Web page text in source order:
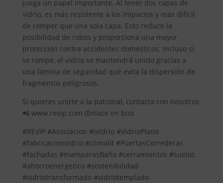
juega un papel importante. Al tener dos capas de
vidrio, es más resistente a los impactos y más difícil
de romper que una sola capa. Esto reduce la
posibilidad de robos y proporciona una mayor
protección contra accidentes domésticos. Incluso si
se rompe, el vidrio se mantendrá unido gracias a
una lámina de seguridad que evita la dispersión de
fragmentos peligrosos.
Si quieres unirte a la patronal, contacta con nosotros
📲 www.revip.com (Enlace en bio)
#REVIP #Asociacion #ividrio #VidrioPlano
#fabricacionvidrio #climalit #PuertasCorrederas
#fachadas #mamparasBaño #cerramientos #suelos
#ahorroenergetico #sostenibilidad
#vidriotransformado #vidriotemplado